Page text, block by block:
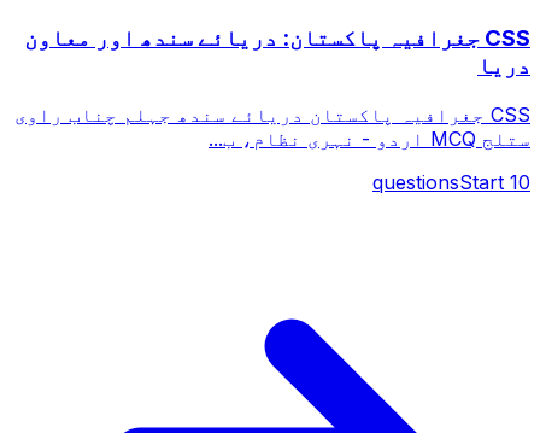
CSS جغرافیہ پاکستان: دریائے سندھ اور معاون
دریا
CSS جغرافیہ پاکستان دریائے سندھ جہلم چناب راوی
ستلج MCQ اردو - نہری نظام، ب...
10
questionsStart